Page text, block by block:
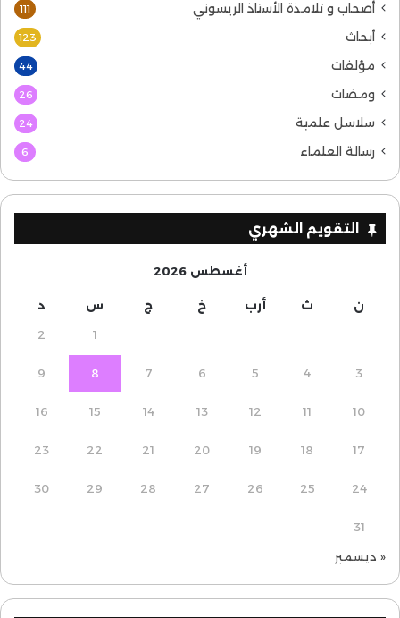
أصحاب و تلامذة الأستاذ الريسوني 111
أبحاث 123
مؤلفات 44
ومضات 26
سلاسل علمية 24
رسالة العلماء 6
التقويم الشهري
أغسطس 2026
ن ث أرب خ ج س د
1
2
3
4
5
6
7
8
9
10
11
12
13
14
15
16
17
18
19
20
21
22
23
24
25
26
27
28
29
30
31
« ديسمبر